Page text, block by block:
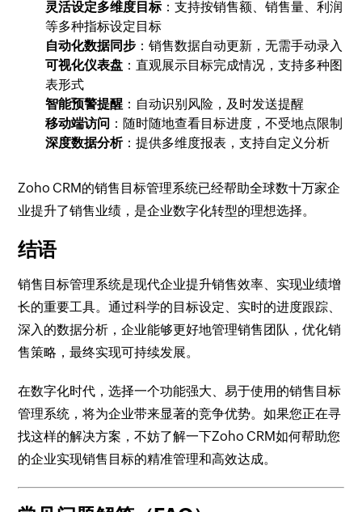
灵活设定多维度目标：支持按销售额、销售量、利润
等多种指标设定目标
自动化数据同步 ：销售数据自动更新，无需手动录入
可视化仪表盘 ：直观展示目标完成情况，支持多种图
表形式
智能预警提醒 ：自动识别风险，及时发送提醒
移动端访问 ：随时随地查看目标进度，不受地点限制
深度数据分析：提供多维度报表，支持自定义分析
Zoho CRM的销售目标管理系统已经帮助全球数十万家企
业提升了销售业绩，是企业数字化转型的理想选择。
结语
销售目标管理系统是现代企业提升销售效率、实现业绩增
长的重要工具。通过科学的目标设定、实时的进度跟踪、
深入的数据分析，企业能够更好地管理销售团队，优化销
售策略，最终实现可持续发展。
在数字化时代，选择一个功能强大、易于使用的销售目标
管理系统，将为企业带来显著的竞争优势。如果您正在寻
找这样的解决方案，不妨了解一下Zoho CRM如何帮助您
的企业实现销售目标的精准管理和高效达成。